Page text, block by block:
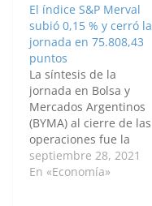
general de acciones
arrojó 107 alzas, 86
bajas y ocho acciones
sin cambios. El
volumen negociado en
acciones fue de 1.243
millones de pesos (16,3
millones…
El índice S&P Merval
subió 0,15 % y cerró la
jornada en 75.808,43
puntos
La síntesis de la
jornada en Bolsa y
Mercados Argentinos
(BYMA) al cierre de las
operaciones fue la
siguiente: S&P/ BYMA
Índice General:
septiembre 28, 2021
En «Economía»